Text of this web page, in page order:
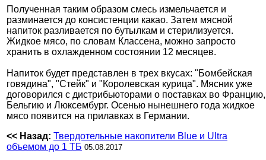
Полученная таким образом смесь измельчается и
разминается до консистенции какао. Затем мясной
напиток разливается по бутылкам и стерилизуется.
Жидкое мясо, по словам Классена, можно запросто
хранить в охлажденном состоянии 12 месяцев.
Напиток будет представлен в трех вкусах: "Бомбейская
говядина", "Стейк" и "Королевская курица". Мясник уже
договорился с дистрибьюторами о поставках во Францию,
Бельгию и Люксембург. Осенью нынешнего года жидкое
мясо появится на прилавках в Германии.
<< Назад: Твердотельные накопители Blue и Ultra
объемом до 1 ТБ 05.08.2017